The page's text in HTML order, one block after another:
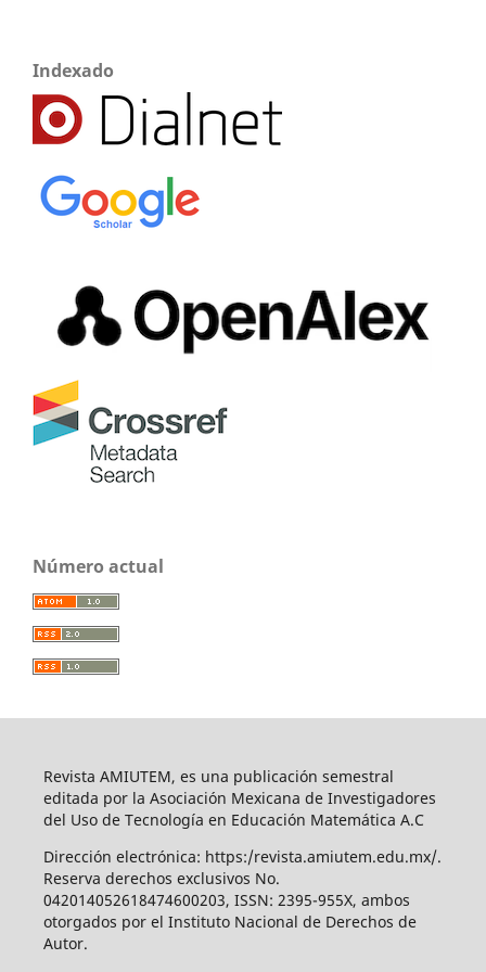
Indexado
Número actual
Revista AMIUTEM, es una publicación semestral
editada por la Asociación Mexicana de Investigadores
del Uso de Tecnología en Educación Matemática A.C
Dirección electrónica: https:/revista.amiutem.edu.mx/.
Reserva derechos exclusivos No.
042014052618474600203, ISSN: 2395-955X, ambos
otorgados por el Instituto Nacional de Derechos de
Autor.